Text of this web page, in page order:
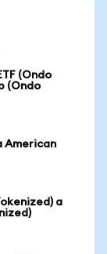
(Ondo
(Ondo
American
a